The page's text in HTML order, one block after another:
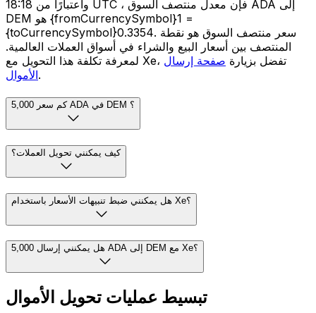
واعتبارًا من 18:18 UTC ، فإن معدل منتصف السوق ADA إلى
DEM هو {fromCurrencySymbol}1 =
{toCurrencySymbol}0.3354. سعر منتصف السوق هو نقطة
المنتصف بين أسعار البيع والشراء في أسواق العملات العالمية.
لمعرفة تكلفة هذا التحويل مع Xe، تفضل بزيارة صفحة إرسال
الأموال.
كم سعر 5,000 ADA في DEM ؟
كيف يمكنني تحويل العملات؟
هل يمكنني ضبط تنبيهات الأسعار باستخدام Xe؟
هل يمكنني إرسال 5,000 ADA إلى DEM مع Xe؟
تبسيط عمليات تحويل الأموال